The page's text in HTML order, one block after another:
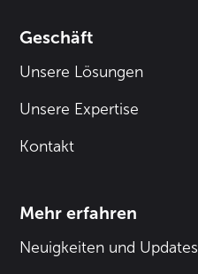
Geschäft
Unsere Lösungen
Unsere Expertise
Kontakt
Mehr erfahren
Neuigkeiten und Updates